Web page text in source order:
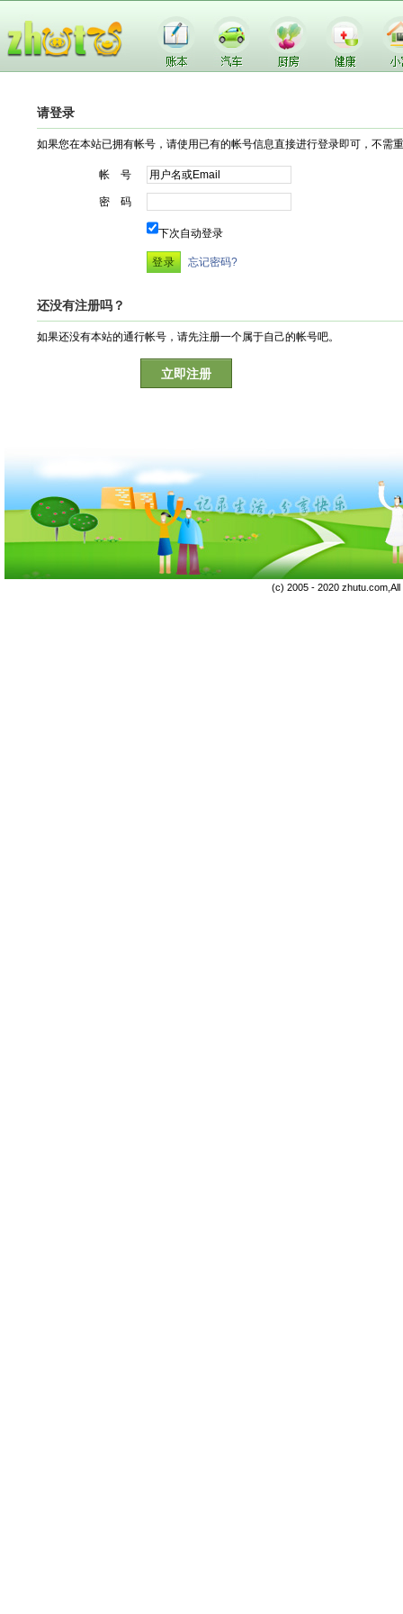
请登录
如果您在本站已拥有帐号，请使用已有的帐号信息直接进行登录即可，不需
帐 号
密 码
下次自动登录
忘记密码?
还没有注册吗？
如果还没有本站的通行帐号，请先注册一个属于自己的帐号吧。
立即注册
(c) 2005 - 2020